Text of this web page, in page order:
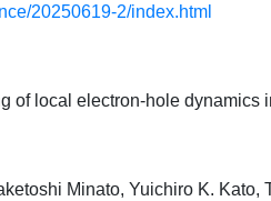
20250619-2/index.html
of local electron-hole
Minato, Yuichiro K. Kato,